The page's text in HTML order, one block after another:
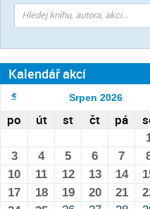
Kalendář akcí
Srpen 2026
po út st čt pá
3
4 5 6 7
10
11 12 13 14
17
18 19 20 21